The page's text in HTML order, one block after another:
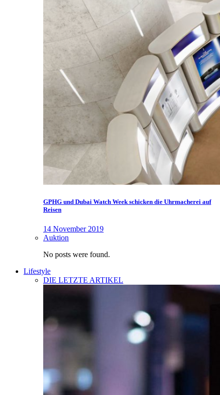
GPHG und Dubai Watch Week schicken die Uhrmacherei auf
Reisen
14 November 2019
Auktion
No posts were found.
Lifestyle
DIE LETZTE ARTIKEL